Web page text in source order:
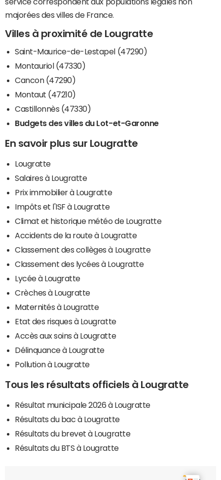
service correspondent aux populations légales non
majorées des villes de France.
Villes à proximité de Lougratte
Saint-Maurice-de-Lestapel (47290)
Montauriol (47330)
Cancon (47290)
Montaut (47210)
Castillonnès (47330)
Budgets des villes du Lot-et-Garonne
En savoir plus sur Lougratte
Lougratte
Salaires à Lougratte
Prix immobilier à Lougratte
Impôts et l'ISF à Lougratte
Climat et historique météo de Lougratte
Accidents de la route à Lougratte
Classement des collèges à Lougratte
Classement des lycées à Lougratte
Lycée à Lougratte
Crèches à Lougratte
Maternités à Lougratte
Etat des risques à Lougratte
Accès aux soins à Lougratte
Délinquance à Lougratte
Pollution à Lougratte
Tous les résultats officiels à Lougratte
Résultat municipale 2026 à Lougratte
Résultats du bac à Lougratte
Résultats du brevet à Lougratte
Résultats du BTS à Lougratte